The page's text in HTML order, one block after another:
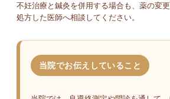
不妊治療と鍼灸を併用する場合も、薬の変
処方した医師へ相談してください。
当院でお伝えしていること